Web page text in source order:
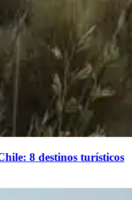
8 destinos turísticos